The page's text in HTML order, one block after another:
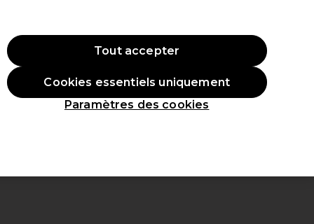
Se connecter
produits Inspirations Les Prix Professionnels
Paramètres des cookies
Cookies essentiels uniquement
Tout accepter